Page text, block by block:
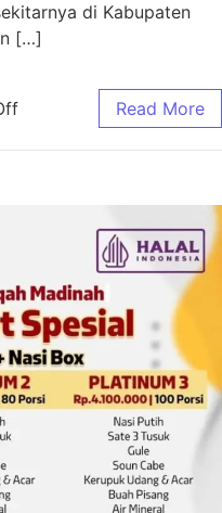
di Kabupaten
[…]
Read More